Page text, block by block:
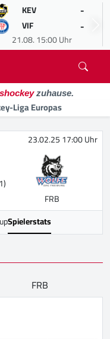
KEV -
VIF -
21.08. 15:00 Uhr
zuhause.
Liga Europas
23.02.25 17:00 Uhr
FRB
Spielerstats
FRB